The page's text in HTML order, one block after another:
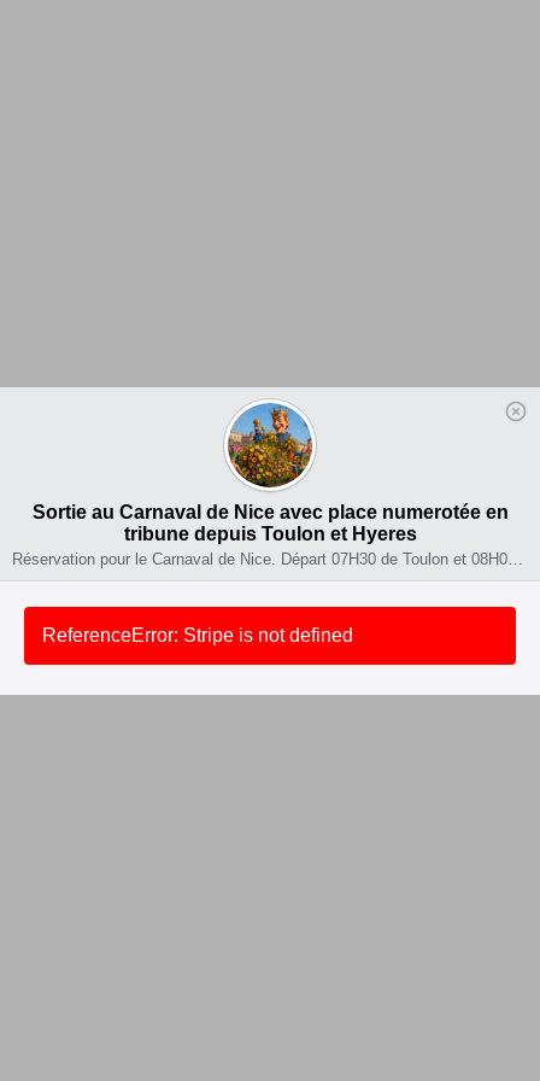
Sortie au Carnaval de Nice avec place numerotée en
tribune depuis Toulon et Hyeres
ReferenceError: Stripe is not defined